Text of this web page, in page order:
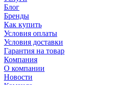
Блог
Бренды
Как купить
Условия оплаты
Условия доставки
Гарантия на товар
Компания
О компании
Новости